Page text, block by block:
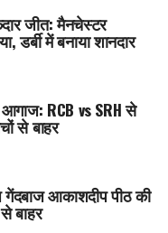
जीत: मैनचेस्टर
डर्बी में बनाया शानदार
RCB vs SRH से
से बाहर
आकाशदीप पीठ की
बाहर